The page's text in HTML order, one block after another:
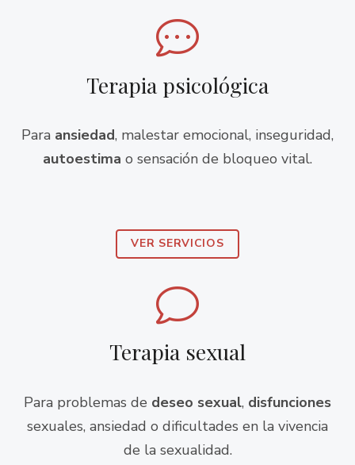
Terapia psicológica
Para ansiedad, malestar emocional, inseguridad,
autoestima o sensación de bloqueo vital.
VER SERVICIOS
Terapia sexual
Para problemas de deseo sexual, disfunciones
sexuales, ansiedad o dificultades en la vivencia
de la sexualidad.